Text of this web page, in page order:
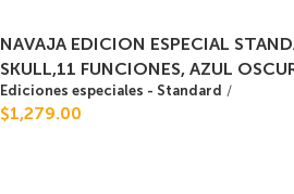
NAVAJA EDICION ESPECIAL
SKULL,11 FUNCIONES, AZUL
Ediciones especiales - Standard /
$1,279.00